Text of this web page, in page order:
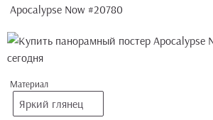
Apocalypse Now #20780
Материал
Яркий глянец